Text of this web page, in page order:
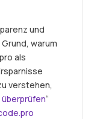
und
warum
als
verstehen,
“